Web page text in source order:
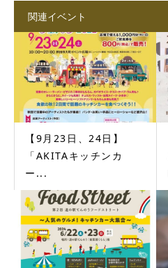
関連イベント
【9月23日、24日】
「AKITAキッチンカ
ー...